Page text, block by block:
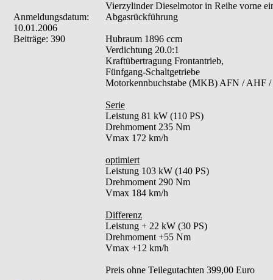
Anmeldungsdatum:
10.01.2006
Beiträge: 390
Vierzylinder Dieselmotor in Reihe vorne
Abgasrückführung
Hubraum 1896 ccm
Verdichtung 20.0:1
Kraftübertragung Frontantrieb,
Fünfgang-Schaltgetriebe
Motorkennbuchstabe (MKB) AFN / AHF
Serie
Leistung 81 kW (110 PS)
Drehmoment 235 Nm
Vmax 172 km/h
optimiert
Leistung 103 kW (140 PS)
Drehmoment 290 Nm
Vmax 184 km/h
Differenz
Leistung + 22 kW (30 PS)
Drehmoment +55 Nm
Vmax +12 km/h
Preis ohne Teilegutachten 399,00 Euro